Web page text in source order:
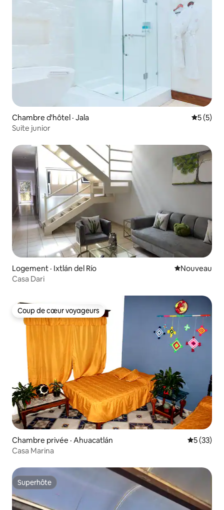
Chambre d'hôtel · Jala Note
5 (5)
Suite junior
Logement · Ixtlán del Río Nouvel
Nouveau
Casa Dari
Coup de cœur voyageurs
Coup de cœur voyageurs
Chambre privée · Ahuacatlán Note
5 (33)
Casa Marina
Superhôte
Superhôte